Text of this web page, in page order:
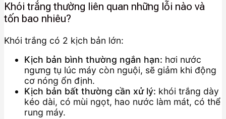
Khói trắng thường liên quan những lỗi nào và
tốn bao nhiêu?
Khói trắng có 2 kịch bản lớn:
Kịch bản bình thường ngắn hạn: hơi nước
ngưng tụ lúc máy còn nguội, sẽ giảm khi động
cơ nóng ổn định.
Kịch bản bất thường cần xử lý: khói trắng dày
kéo dài, có mùi ngọt, hao nước làm mát, có thể
rung máy.